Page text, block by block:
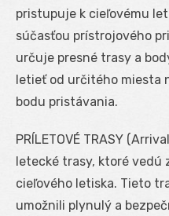
pristupuje k cieľovému
súčasťou prístrojového
určuje presné trasy a
letieť od určitého miesta
bodu pristávania.
PRÍLETOVÉ TRASY
letecké trasy, ktoré vedú
cieľového letiska. Tieto
umožnili plynulý a